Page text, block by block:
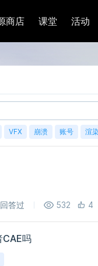
商店 课堂 活动
VFX 崩溃 账号 渲
回答过 532 4
吗